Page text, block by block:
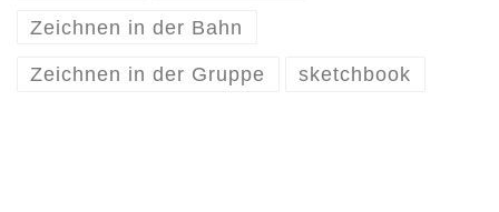
Zeichnen in der Bahn
Zeichnen in der Gruppe sketchbook